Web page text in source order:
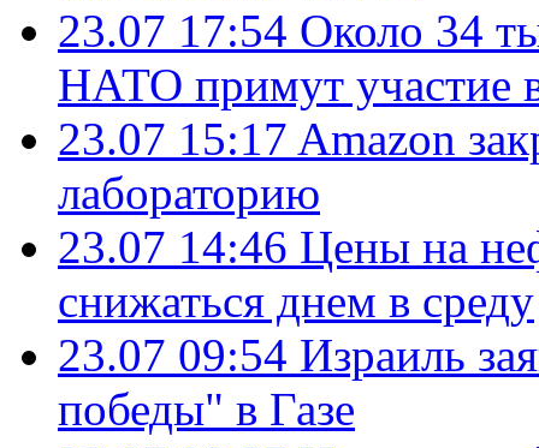
23.07 17:54 Около 34
НАТО примут участие
23.07 15:17 Amazon
лабораторию
23.07 14:46 Цены на
снижаться днем в среду
23.07 09:54 Израиль
победы" в Газе